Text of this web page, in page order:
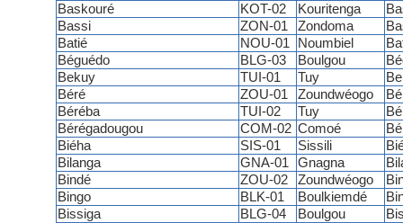
Baskouré KOT-02 Kouritenga
Bassi
ZON-01 Zondoma
Batié
NOU-01 Noumbiel
Béguédo
BLG-03 Boulgou
Bekuy
TUI-01 Tuy
Béré
ZOU-01 Zoundwéogo
Béréba
TUI-02 Tuy
Bérégadougou
COM-02 Comoé
Biéha
SIS-01 Sissili
Bilanga
GNA-01 Gnagna
Bindé
ZOU-02 Zoundwéogo
Bingo
BLK-01 Boulkiemdé
Bissiga
BLG-04 Boulgou